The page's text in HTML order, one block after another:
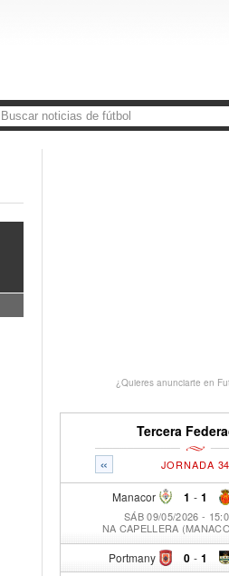
¿Quieres anunciarte en
Tercera
« JORNADA 34
Manacor 1 - 1
SÁB 09/05/2026 -
NA CAPELLERA
Portmany 0 - 1